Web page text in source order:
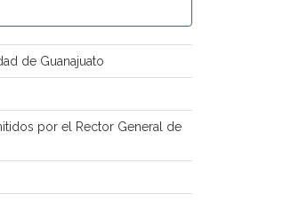
de Guanajuato
por el Rector General de